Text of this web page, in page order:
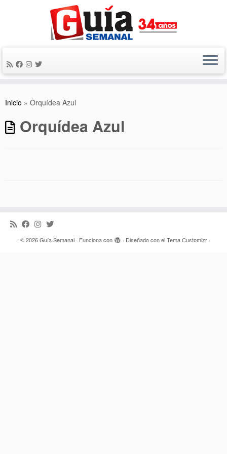
Inicio » Orquídea Azul
Orquídea Azul
· © 2026 Guía Semanal· Funciona con · Diseñado con elTema Customizr·